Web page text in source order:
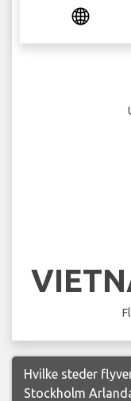
Hvilke steder
Stockholm